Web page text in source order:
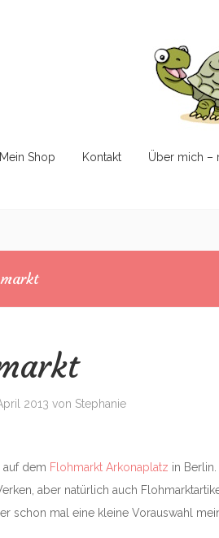
Mein Shop Kontakt Über mich –
2013 von Stephanie
auf dem Flohmarkt Arkonaplatz in
aber natürlich auch
schon mal eine kleine Vorauswahl